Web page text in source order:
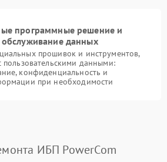
программные решение и
обслуживание данных
прошивок и инструментов,
пользовательскими данными:
конфиденциальность и
при необходимости
ИБП PowerCom